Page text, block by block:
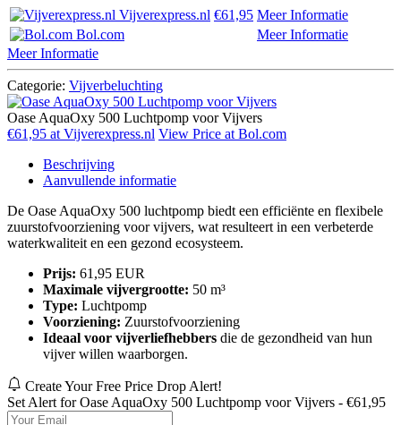
Vijverexpress.nl €61,95 Meer Informatie
Bol.com
Meer Informatie
Meer Informatie
Categorie: Vijverbeluchting
Oase AquaOxy 500 Luchtpomp voor Vijvers
€61,95 at Vijverexpress.nl View Price at Bol.com
Beschrijving
Aanvullende informatie
De Oase AquaOxy 500 luchtpomp biedt een efficiënte en flexibele
zuurstofvoorziening voor vijvers, wat resulteert in een verbeterde
waterkwaliteit en een gezond ecosysteem.
Prijs: 61,95 EUR
Maximale vijvergrootte: 50 m³
Type: Luchtpomp
Voorziening: Zuurstofvoorziening
Ideaal voor vijverliefhebbers die de gezondheid van hun
vijver willen waarborgen.
Create Your Free Price Drop Alert!
Set Alert for Oase AquaOxy 500 Luchtpomp voor Vijvers - €61,95